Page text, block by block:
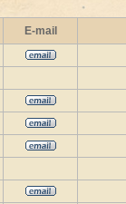
E-mail